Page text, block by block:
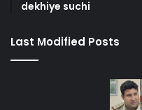
dekhiye suchi
Last Modified Posts